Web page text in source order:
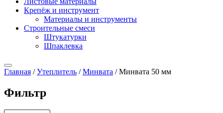
Крепёж и инструмент
Материалы и инструменты
Строительные смеси
Штукатурки
Шпаклевка
Главная /Утеплитель /Минвата / Минвата 50 мм
Фильтр